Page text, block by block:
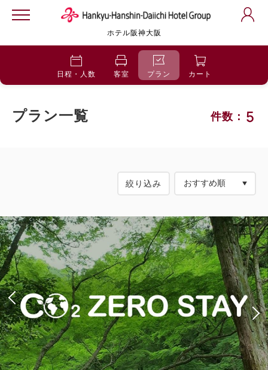
ホテル阪神大阪
日程・人数 客室 プラン カート
プラン一覧 件数： 5
絞り込み